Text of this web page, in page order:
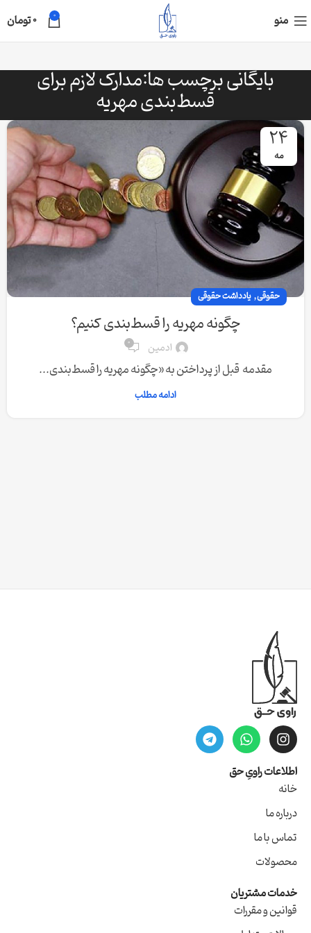
منو 0
0تومان
بایگانی برچسب ها:مدارک لازم برای
قسط‌بندی مهریه
24
مه
حقوقی, یادداشت حقوقی
چگونه مهریه را قسط‌بندی کنیم؟
ادمین 0
مقدمه قبل از پرداختن به «چگونه مهریه را قسط‌بندی...
ادامه مطلب
اطلاعات راویِ حق
خانه
درباره ما
تماس با ما
محصولات
خدمات مشتریان
قوانین و مقررات